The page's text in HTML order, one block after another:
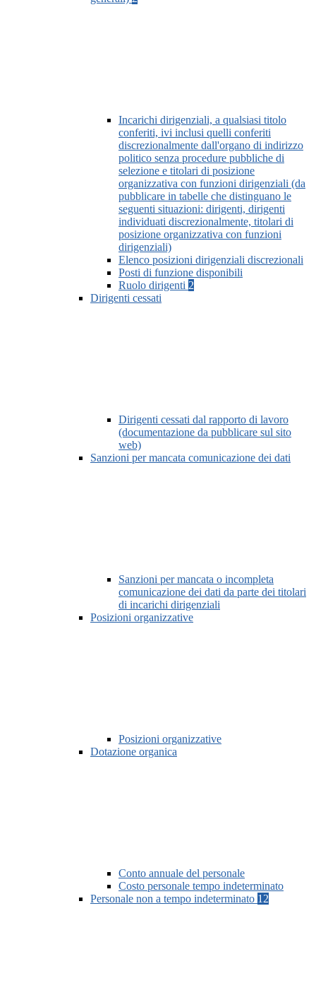
Incarichi dirigenziali, a qualsiasi titolo
conferiti, ivi inclusi quelli conferiti
discrezionalmente dall'organo di indirizzo
politico senza procedure pubbliche di
selezione e titolari di posizione
organizzativa con funzioni dirigenziali (da
pubblicare in tabelle che distinguano le
seguenti situazioni: dirigenti, dirigenti
individuati discrezionalmente, titolari di
posizione organizzativa con funzioni
dirigenziali)
Elenco posizioni dirigenziali discrezionali
Posti di funzione disponibili
Ruolo dirigenti 2
Dirigenti cessati
Dirigenti cessati dal rapporto di lavoro
(documentazione da pubblicare sul sito
web)
Sanzioni per mancata comunicazione dei dati
Sanzioni per mancata o incompleta
comunicazione dei dati da parte dei titolari
di incarichi dirigenziali
Posizioni organizzative
Posizioni organizzative
Dotazione organica
Conto annuale del personale
Costo personale tempo indeterminato
Personale non a tempo indeterminato 12